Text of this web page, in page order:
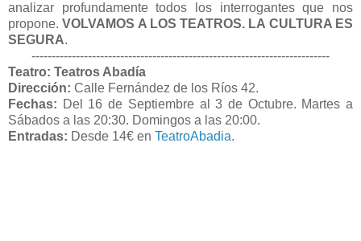
analizar profundamente todos los interrogantes que nos
propone.VOLVAMOS A LOS TEATROS. LA CULTURA ES
SEGURA.
--------------------------------------------------------------------------
Teatro: Teatros Abadía
Dirección: Calle Fernández de los Ríos 42.
Fechas: Del 16 de Septiembre al 3 de Octubre. Martes a
Sábados a las 20:30. Domingos a las 20:00.
Entradas: Desde 14€ en TeatroAbadia.